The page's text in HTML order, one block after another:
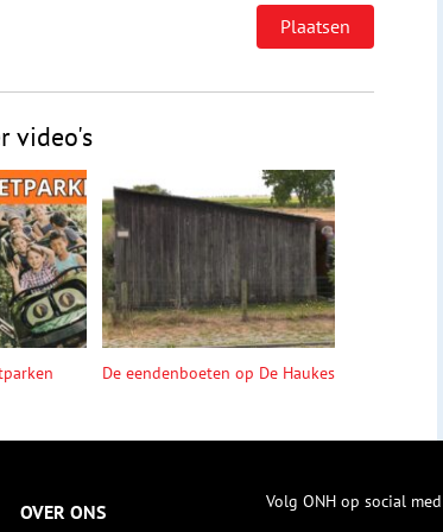
video's
De eendenboeten op De Haukes
OVER ONS Volg ONH op social